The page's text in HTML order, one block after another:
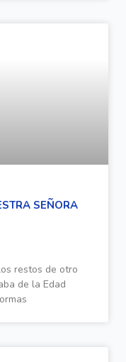
SEÑORA
restos de otro
de la Edad